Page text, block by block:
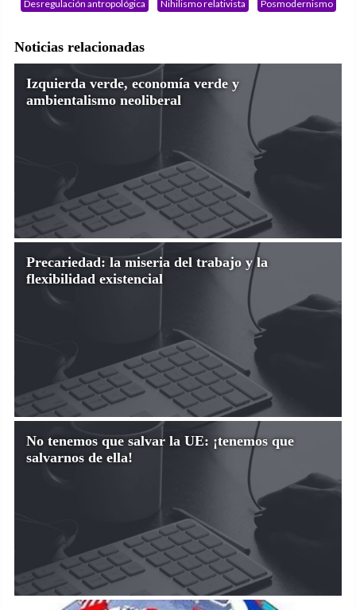
Desregulación antropológica Nihilismo relativista Posmodernismo
Noticias relacionadas
Izquierda verde, economía verde y
ambientalismo neoliberal
Precariedad: la miseria del trabajo y la
flexibilidad existencial
No tenemos que salvar la UE: ¡tenemos que
salvarnos de ella!